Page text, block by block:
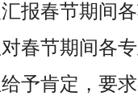
报春节期间
春节期间各
予肯定，要